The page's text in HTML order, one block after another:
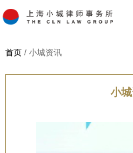
首页/ 小城资讯
小